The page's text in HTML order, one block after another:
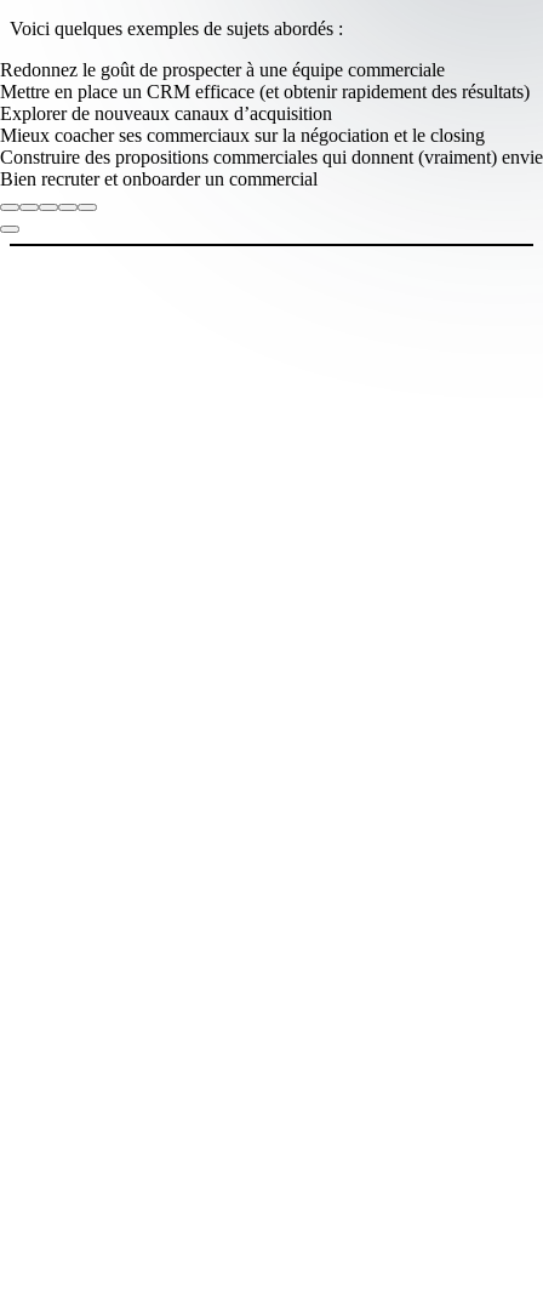
Voici quelques exemples de sujets abordés :
Redonnez le goût de prospecter à une équipe commerciale
Mettre en place un CRM efficace (et obtenir rapidement des résultats)
Explorer de nouveaux canaux d’acquisition
Mieux coacher ses commerciaux sur la négociation et le closing
Construire des propositions commerciales qui donnent (vraiment) envie
Bien recruter et onboarder un commercial